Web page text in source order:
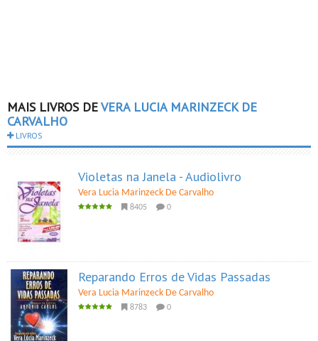
MAIS LIVROS DEVERA LUCIA MARINZECK DE
CARVALHO
LIVROS
Violetas na Janela - Audiolivro
Vera Lucia Marinzeck De Carvalho
8405 0
Reparando Erros de Vidas Passadas
Vera Lucia Marinzeck De Carvalho
8783 0